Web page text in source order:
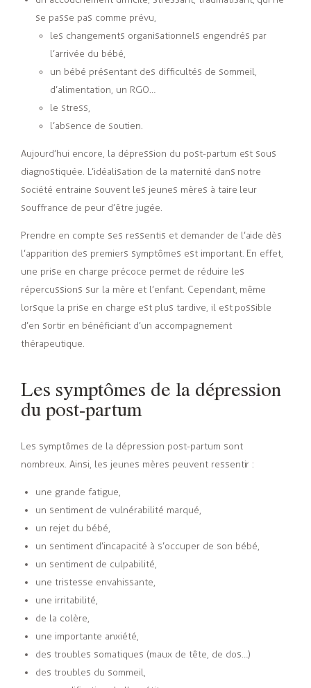
se passe pas comme prévu,
les changements organisationnels engendrés par
l’arrivée du bébé,
un bébé présentant des difficultés de sommeil,
d’alimentation, un RGO…
le stress,
l’absence de soutien.
Aujourd’hui encore, la dépression du post-partum est sous
diagnostiquée. L’idéalisation de la maternité dans notre
société entraine souvent les jeunes mères à taire leur
souffrance de peur d’être jugée.
Prendre en compte ses ressentis et demander de l’aide dès
l’apparition des premiers symptômes est important. En effet,
une prise en charge précoce permet de réduire les
répercussions sur la mère et l’enfant. Cependant, même
lorsque la prise en charge est plus tardive, il est possible
d’en sortir en bénéficiant d’un accompagnement
thérapeutique.
Les symptômes de la dépression
du post-partum
Les symptômes de la dépression post-partum sont
nombreux. Ainsi, les jeunes mères peuvent ressentir :
une grande fatigue,
un sentiment de vulnérabilité marqué,
un rejet du bébé,
un sentiment d’incapacité à s’occuper de son bébé,
un sentiment de culpabilité,
une tristesse envahissante,
une irritabilité,
de la colère,
une importante anxiété,
des troubles somatiques (maux de tête, de dos…)
des troubles du sommeil,